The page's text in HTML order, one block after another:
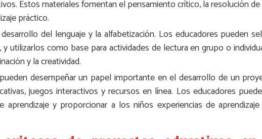
Estos materiales fomentan el pensamiento crítico, la resolución
práctico.
del lenguaje y la alfabetización. Los educadores pueden
utilizarlos como base para actividades de lectura en grupo o
y la creatividad.
desempeñar un papel importante en el desarrollo de un
juegos interactivos y recursos en línea. Los educadores
aprendizaje y proporcionar a los niños experiencias de